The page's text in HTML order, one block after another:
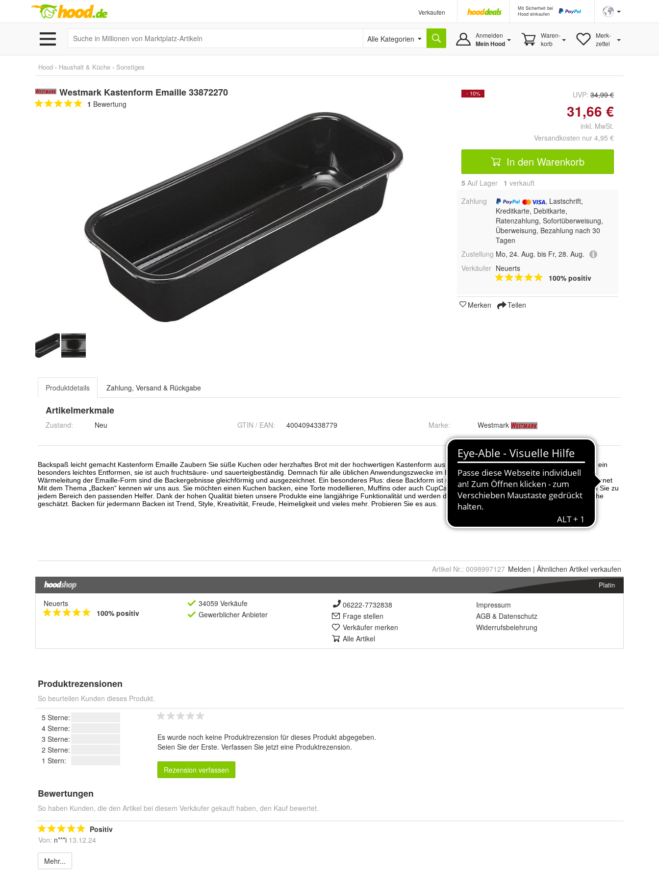
Verkaufen
Mit Sicherheit bei
Hood einkaufen
Alle Kategorien Anmelden
Mein Hood
Waren-
korb
Merk-
zettel
Hood › Haushalt & Küche › Sonstiges
Westmark Kastenform Emaille 33872270
1 Bewertung
- 10% UVP: 34,99 €
31,66 €
inkl. MwSt.
Versandkosten nur 4,95 €
In den Warenkorb
5 Auf Lager 1 verkauft
Zahlung
, Lastschrift,
Kreditkarte, Debitkarte,
Ratenzahlung, Sofortüberweisung,
Überweisung, Bezahlung nach 30
Tagen
Zustellung Mo, 24. Aug. bis Fr, 28. Aug.
Verkäufer Neuerts
100% positiv
Merken Teilen
Produktdetails Zahlung, Versand & Rückgabe
Artikelmerkmale
Zustand: Neu GTIN / EAN: 4004094338779 Marke: Westmark
Artikel Nr.: 0098997127 Melden | Ähnlichen Artikel verkaufen
Platin
Neuerts
100% positiv
34059 Verkäufe
Gewerblicher Anbieter
06222-7732838
Frage stellen
Verkäufer merken
Alle Artikel
Impressum
AGB & Datenschutz
Widerrufsbelehrung
Produktrezensionen
So beurteilen Kunden dieses Produkt.
5 Sterne:
4 Sterne:
3 Sterne:
2 Sterne:
1 Stern:
Es wurde noch keine Produktrezension für dieses Produkt abgegeben.
Seien Sie der Erste. Verfassen Sie jetzt eine Produktrezension.
Rezension verfassen
Bewertungen
So haben Kunden, die den Artikel bei diesem Verkäufer gekauft haben, den Kauf bewertet.
Positiv
Von: n***i 13.12.24
Mehr...